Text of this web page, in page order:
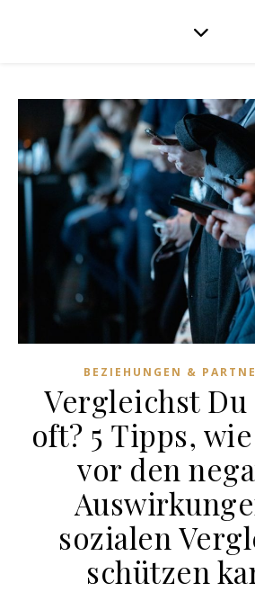
BEZIEHUNGEN &
Vergleichst Du
oft? 5 Tipps,
vor den
sozialen
schützen